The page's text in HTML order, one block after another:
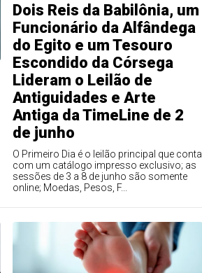
Dois Reis da Babilônia, um
Funcionário da Alfândega
do Egito e um Tesouro
Escondido da Córsega
Lideram o Leilão de
Antiguidades e Arte
Antiga da TimeLine de 2
de junho
O Primeiro Dia é o leilão principal que conta
com um catálogo impresso exclusivo; as
sessões de 3 a 8 de junho são somente
online; Moedas, Pesos, F...